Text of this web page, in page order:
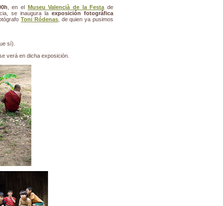
, en el Museu Valencià de la Festa de
se inaugura laexposición fotográfica
Toni Ródenas, de quien ya pusimos
sí).
verá en dicha exposición.